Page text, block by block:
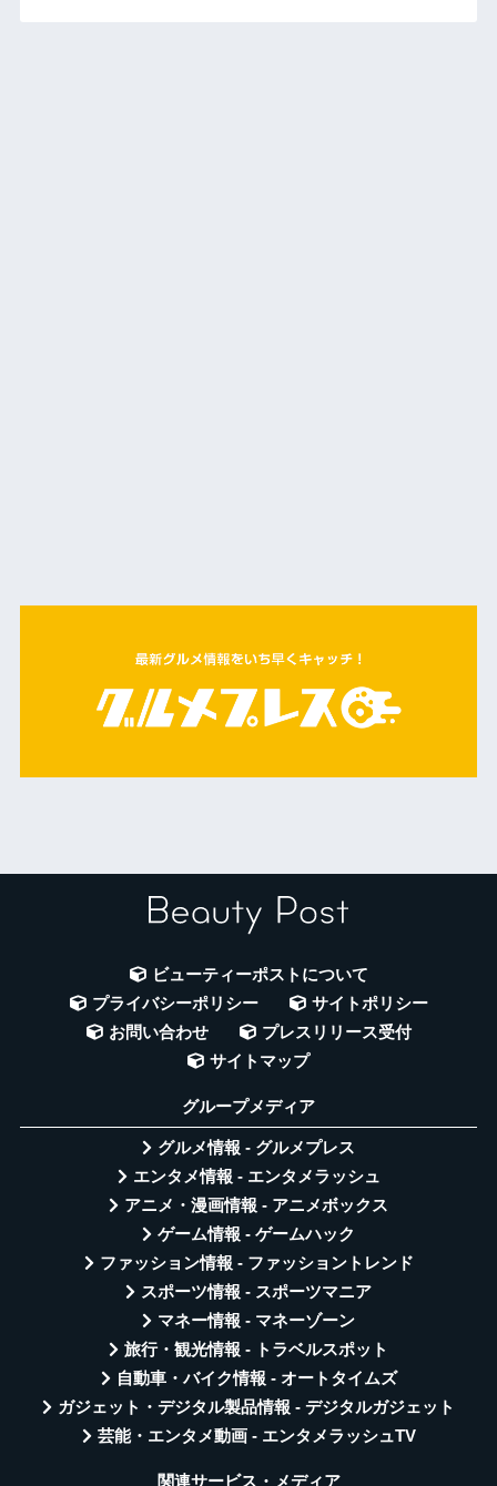
ビューティーポストについて
プライバシーポリシー
サイトポリシー
お問い合わせ
プレスリリース受付
サイトマップ
グループメディア
グルメ情報 - グルメプレス
エンタメ情報 - エンタメラッシュ
アニメ・漫画情報 - アニメボックス
ゲーム情報 - ゲームハック
ファッション情報 - ファッショントレンド
スポーツ情報 - スポーツマニア
マネー情報 - マネーゾーン
旅行・観光情報 - トラベルスポット
自動車・バイク情報 - オートタイムズ
ガジェット・デジタル製品情報 - デジタルガジェット
芸能・エンタメ動画 - エンタメラッシュTV
関連サービス・メディア